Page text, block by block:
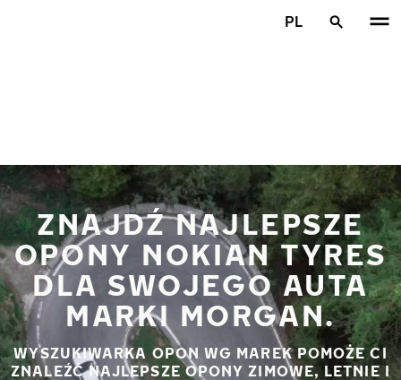
PL
ZNAJDŹ NAJLEPSZE
OPONY NOKIAN TYRES
DLA SWOJEGO AUTA
MARKI MORGAN.
WYSZUKIWARKA OPON WG MAREK POMOŻE CI
ZNALEŹĆ NAJLEPSZE OPONY ZIMOWE, LETNIE I